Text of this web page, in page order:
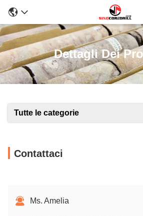
Dettagli Dei
Tutte le categorie
Contattaci
Ms. Amelia